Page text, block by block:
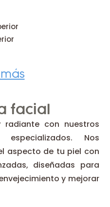
facial
con nuestros
Nos
aspecto de tu piel con
diseñadas para
y mejorar